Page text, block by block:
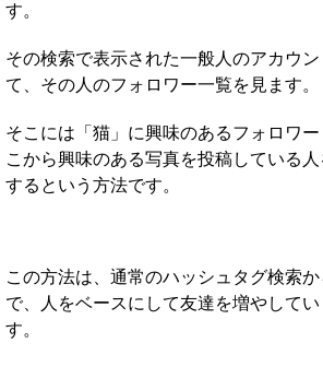
す。
その検索で表示された一般人のアカウ
て、その人のフォロワー一覧を見ます。
そこには「猫」に興味のあるフォロワ
こから興味のある写真を投稿している
するという方法です。
この方法は、通常のハッシュタグ検索
で、人をベースにして友達を増やして
す。